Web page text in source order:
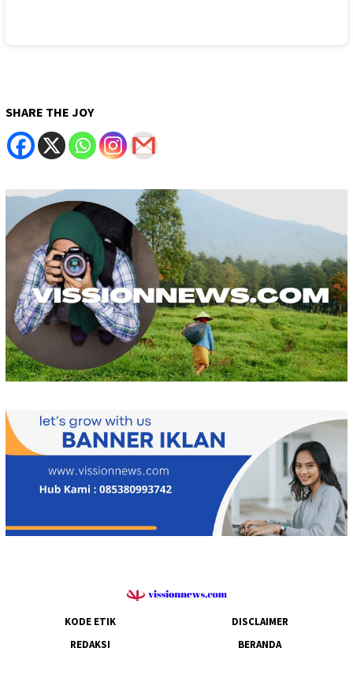
SHARE THE JOY
KODE ETIK
DISCLAIMER
REDAKSI
BERANDA